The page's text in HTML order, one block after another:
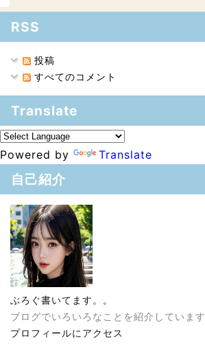
RSS
投稿
すべてのコメント
Translate
Powered by Translate
自己紹介
ぶろぐ書いてます。。
ブログでいろいろなことを紹介しています
プロフィールにアクセス